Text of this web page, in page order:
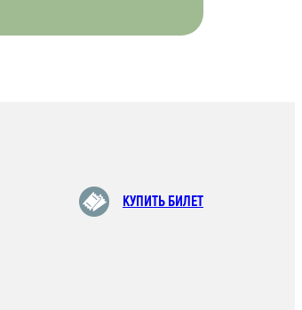
КУПИТЬ БИЛЕТ